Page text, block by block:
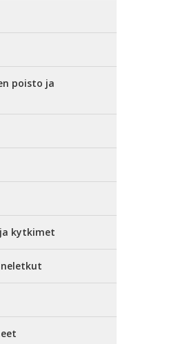
poisto ja
kytkimet